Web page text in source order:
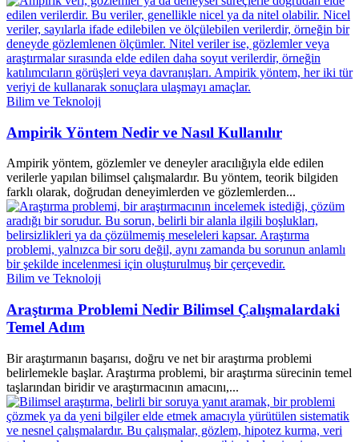
Bilim ve Teknoloji
Ampirik Yöntem Nedir ve Nasıl Kullanılır
Ampirik yöntem, gözlemler ve deneyler aracılığıyla elde edilen
verilerle yapılan bilimsel çalışmalardır. Bu yöntem, teorik bilgiden
farklı olarak, doğrudan deneyimlerden ve gözlemlerden...
Bilim ve Teknoloji
Araştırma Problemi Nedir Bilimsel Çalışmalardaki
Temel Adım
Bir araştırmanın başarısı, doğru ve net bir araştırma problemi
belirlemekle başlar. Araştırma problemi, bir araştırma sürecinin temel
taşlarından biridir ve araştırmacının amacını,...